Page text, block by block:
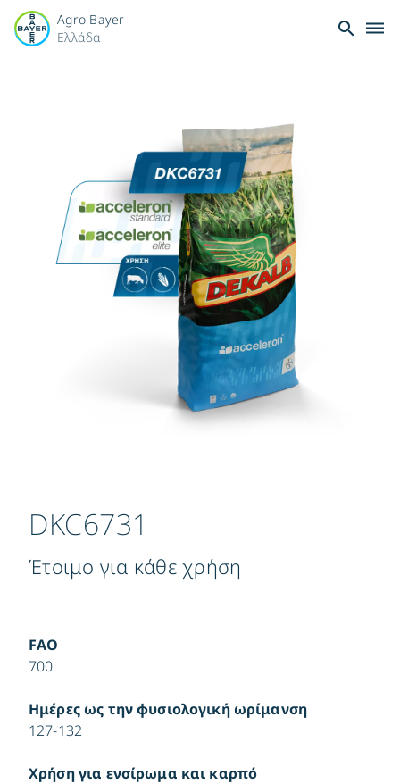
Agro Bayer
Ελλάδα
search dehaze
DKC6731
Έτοιμο για κάθε χρήση
FAO
700
Ημέρες ως την φυσιολογική ωρίμανση
127-132
Χρήση για ενσίρωμα και καρπό